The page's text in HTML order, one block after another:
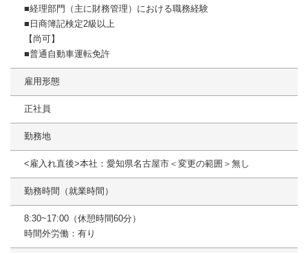
■経理部門（主に財務管理）における職務経験
■日商簿記検定2級以上
【尚可】
■普通自動車運転免許
雇用形態
正社員
勤務地
<雇入れ直後>本社：愛知県名古屋市＜変更の範囲＞無し
勤務時間（就業時間）
8:30~17:00（休憩時間60分）
時間外労働：有り